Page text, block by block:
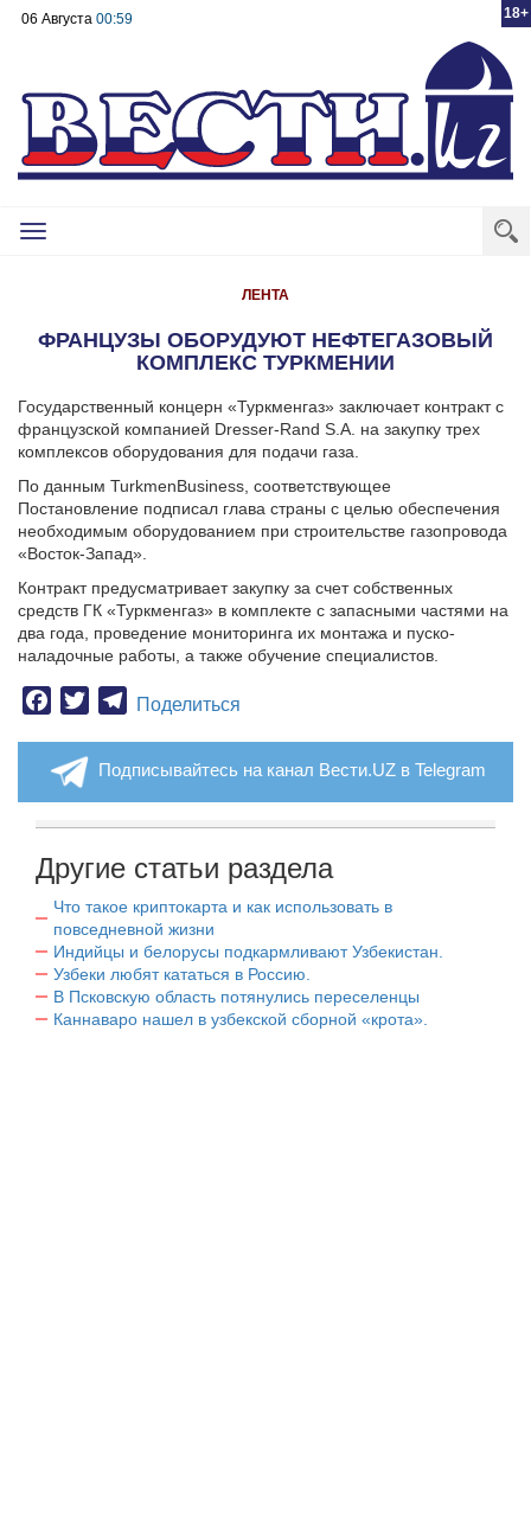
18+
06 Августа 00:59
Toggle
ЛЕНТА
ФРАНЦУЗЫ ОБОРУДУЮТ НЕФТЕГАЗОВЫЙ
КОМПЛЕКС ТУРКМЕНИИ
Государственный концерн «Туркменгаз» заключает контракт с
французской компанией Dresser-Rand S.A. на закупку трех
комплексов оборудования для подачи газа.
По данным TurkmenBusiness, соответствующее
Постановление подписал глава страны с целью обеспечения
необходимым оборудованием при строительстве газопровода
«Восток-Запад».
Контракт предусматривает закупку за счет собственных
средств ГК «Туркменгаз» в комплекте с запасными частями на
два года, проведение мониторинга их монтажа и пуско-
наладочные работы, а также обучение специалистов.
Facebook
TwitterTelegram
Поделиться
Подписывайтесь на канал Вести.UZ в Telegram
Другие статьи раздела
Что такое криптокарта и как использовать в
повседневной жизни
Индийцы и белорусы подкармливают Узбекистан.
Узбеки любят кататься в Россию.
В Псковскую область потянулись переселенцы
Каннаваро нашел в узбекской сборной «крота».